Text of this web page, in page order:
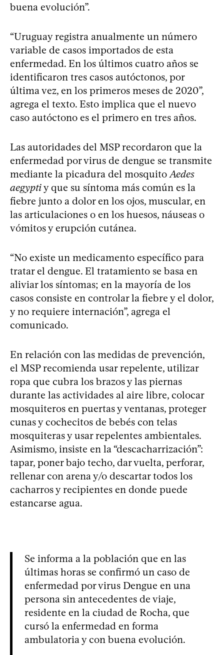
buena evolución”.
“Uruguay registra anualmente un número
variable de casos importados de esta
enfermedad. En los últimos cuatro años se
identificaron tres casos autóctonos, por
última vez, en los primeros meses de 2020”,
agrega el texto. Esto implica que el nuevo
caso autóctono es el primero en tres años.
Las autoridades del MSP recordaron que la
enfermedad por virus de dengue se transmite
mediante la picadura del mosquito Aedes
aegyptiy que su síntoma más común es la
fiebre junto a dolor en los ojos, muscular, en
las articulaciones o en los huesos, náuseas o
vómitos y erupción cutánea.
“No existe un medicamento específico para
tratar el dengue. El tratamiento se basa en
aliviar los síntomas; en la mayoría de los
casos consiste en controlar la fiebre y el dolor,
y no requiere internación”, agrega el
comunicado.
En relación con las medidas de prevención,
el MSP recomienda usar repelente, utilizar
ropa que cubra los brazos y las piernas
durante las actividades al aire libre, colocar
mosquiteros en puertas y ventanas, proteger
cunas y cochecitos de bebés con telas
mosquiteras y usar repelentes ambientales.
Asimismo, insiste en la “descacharrización”:
tapar, poner bajo techo, dar vuelta, perforar,
rellenar con arena y/o descartar todos los
cacharros y recipientes en donde puede
estancarse agua.
Se informa a la población que en las
últimas horas se confirmó un caso de
enfermedad por virus Dengue en una
persona sin antecedentes de viaje,
residente en la ciudad de Rocha, que
cursó la enfermedad en forma
ambulatoria y con buena evolución.